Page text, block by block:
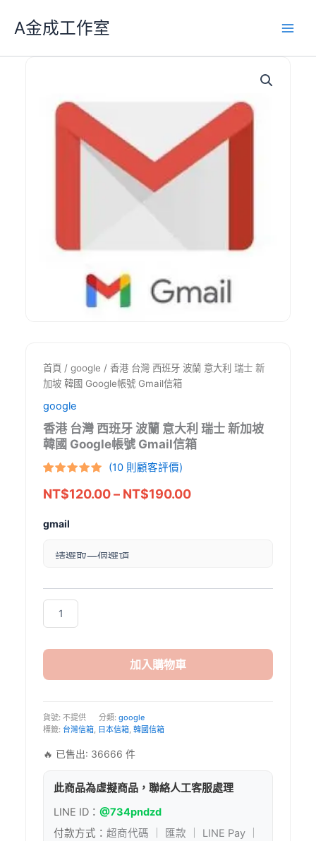
要
A金成工作室
首頁 / google / 香港 台灣 西班牙 波蘭 意大利 瑞士 新
加坡 韓國 Google帳號 Gmail信箱
google
香港 台灣 西班牙 波蘭 意大利 瑞士 新加坡
韓國 Google帳號 Gmail信箱
5，已有位
顧客進行評
(10則顧客評價)
NT$120.00– NT$190.00價
gmail
台
西
波
蘭
大
加入購物車
貨號: 不提供 分類: google
標籤: 台灣信箱, 日本信箱, 韓國信箱
🔥 已售出: 36666 件
此商品為虛擬商品，聯絡人工客服處理
LINE ID： @734pndzd
付款方式： 超商代碼 ｜ 匯款 ｜ LINE Pay ｜